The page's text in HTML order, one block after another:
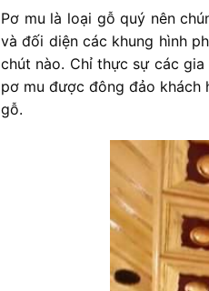
Pơ mu là loại gỗ quý nên
và đối diện các khung hình
chút nào. Chỉ thực sự các
pơ mu được đông đảo khách
gỗ.